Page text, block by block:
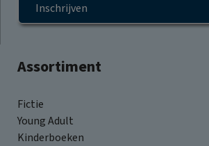
Assortiment
Fictie
Young Adult
Kinderboeken
Inschrijven